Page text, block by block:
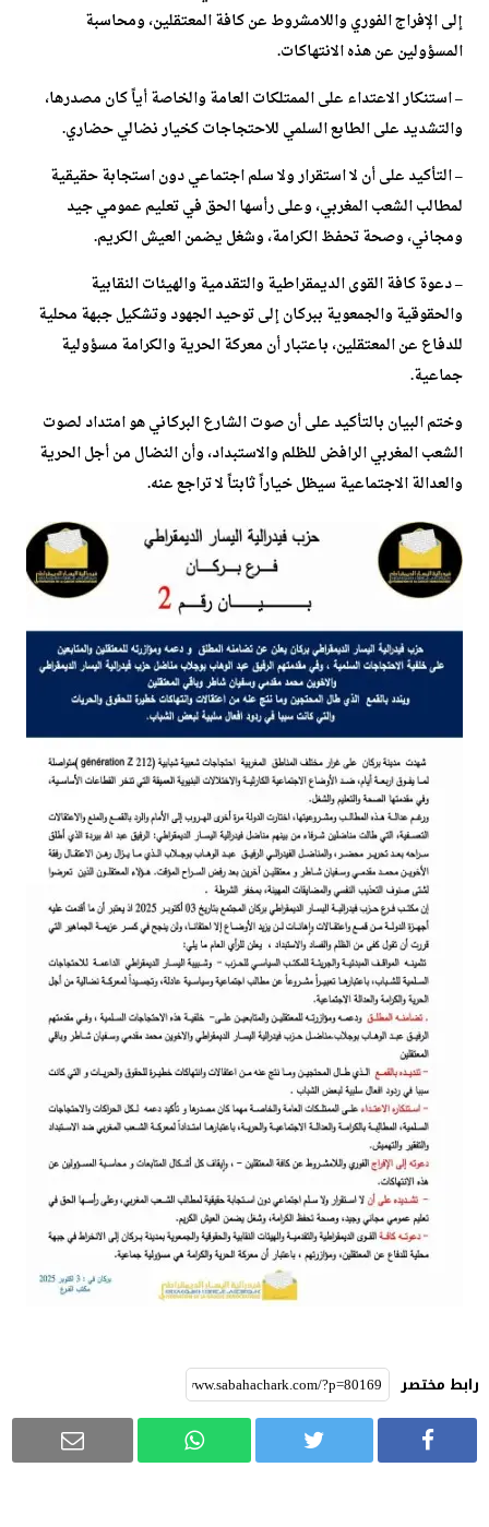
إلى الإفراج الفوري واللامشروط عن كافة المعتقلين، ومحاسبة
المسؤولين عن هذه الانتهاكات.
– استنكار الاعتداء على الممتلكات العامة والخاصة أياً كان مصدرها،
والتشديد على الطابع السلمي للاحتجاجات كخيار نضالي حضاري.
– التأكيد على أن لا استقرار ولا سلم اجتماعي دون استجابة حقيقية
لمطالب الشعب المغربي، وعلى رأسها الحق في تعليم عمومي جيد
ومجاني، وصحة تحفظ الكرامة، وشغل يضمن العيش الكريم.
– دعوة كافة القوى الديمقراطية والتقدمية والهيئات النقابية
والحقوقية والجمعوية ببركان إلى توحيد الجهود وتشكيل جبهة محلية
للدفاع عن المعتقلين، باعتبار أن معركة الحرية والكرامة مسؤولية
جماعية.
وختم البيان بالتأكيد على أن صوت الشارع البركاني هو امتداد لصوت
الشعب المغربي الرافض للظلم والاستبداد، وأن النضال من أجل الحرية
والعدالة الاجتماعية سيظل خياراً ثابتاً لا تراجع عنه.
رابط مختصر